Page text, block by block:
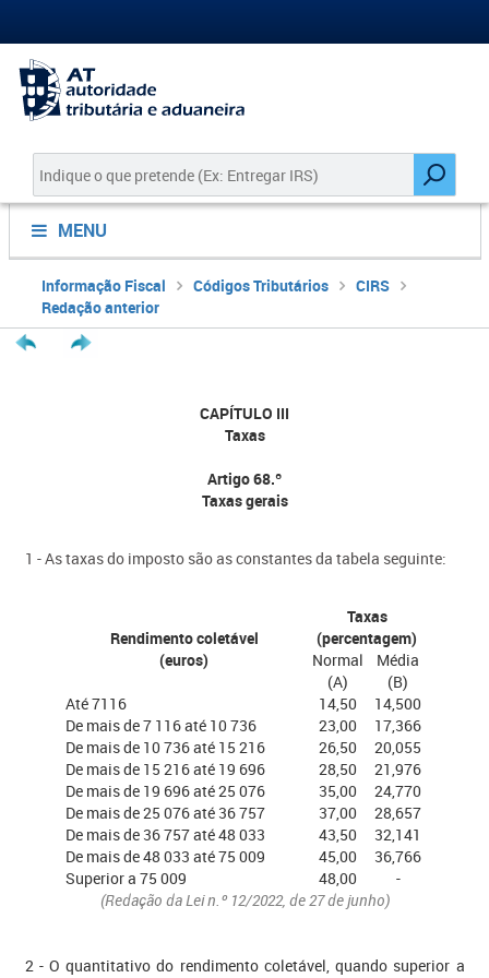
MENU
Informação Fiscal Códigos Tributários
CIRS
Redação anterior
CAPÍTULO III
Taxas
Artigo 68.º
Taxas gerais
1 - As taxas do imposto são as constantes da tabela seguinte:
Rendimento coletável
(euros)
Taxas
(percentagem)
Normal
(A)
Média
(B)
Até 7116
14,50
14,500
De mais de 7 116 até 10 736
23,00
17,366
De mais de 10 736 até 15 216
26,50
20,055
​ De mais de 15 216 até 19 696
28,50​
21,976​
De mais de 19 696 até 25 076
35,00
24,770
De mais de 25 076 até 36 757
37,00
28,657
De mais de 36 757 até 48 033
43,50
32,141
​ De mais de 48 033 até 75 009​​
45,00​
36,766​
Superior a 75 009
48,00
-
(Redação da Lei n.º 12/2022, de 27 de junho)
2 - O quantitativo do rendimento coletável, quando superior a